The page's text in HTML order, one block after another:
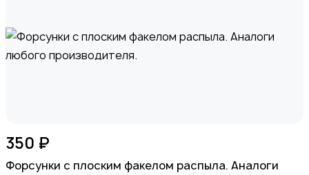
350 ₽
Форсунки с плоским факелом распыла. Аналоги